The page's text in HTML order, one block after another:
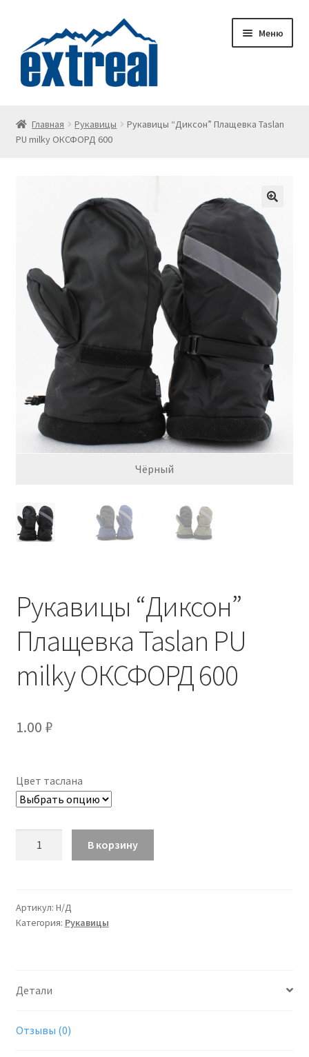
навигации
содержимому
Меню
Wishlist
Личный кабинет
О доставке
О компании
Обратная связь
Оформить заказ
Правила и условия
Товары
Главная Рукавицы
Рукавицы “Диксон” Плащевка Taslan
PU milky ОКСФОРД 600
Рукавицы “Диксон”
Плащевка Taslan PU
milky ОКСФОРД 600
1.00 ₽
Цвет таслана
Taslan
PU
В корзину
Артикул: Н/Д
Категория: Рукавицы
Детали
Отзывы (0)